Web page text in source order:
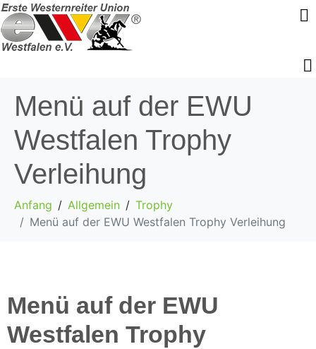
Menü auf der EWU
Westfalen Trophy
Verleihung
Anfang Allgemein
Trophy
Menü auf der EWU Westfalen Trophy Verleihung
Menü auf der EWU
Westfalen Trophy